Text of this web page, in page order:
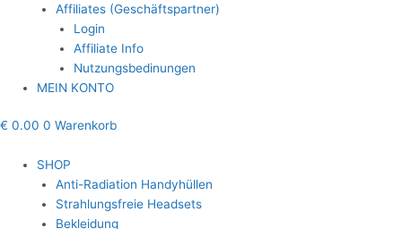
Affiliates (Geschäftspartner)
Login
Affiliate Info
Nutzungsbedinungen
MEIN KONTO
€ 0.00 0 Warenkorb
SHOP
Anti-Radiation Handyhüllen
Strahlungsfreie Headsets
Bekleidung